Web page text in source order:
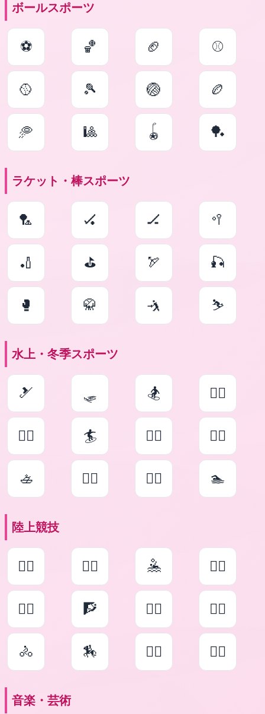
ボールスポーツ
⚽ 🏀 🏈 ⚾
🥎 🎾 🏐 🏉
🥏 🎱 🪀 🏓
ラケット・棒スポーツ
🏸 🏑 🏒 🥍
🏏 ⛳ 🏹 🎣
🥊 🥋 🤺 ⛷
水上・冬季スポーツ
🎿 🛷 🏂 🏄‍♀️
🏄‍♂️ 🏄 🚣‍♀️ 🚣‍♂️
🚣 🏊‍♀️ 🏊‍♂️ 🏊
陸上競技
🤽‍♀️ 🤽‍♂️ 🤽 🧗‍♀️
🧗‍♂️ 🧗 🚴‍♀️ 🚴‍♂️
🚴 🏇 🤸‍♀️ 🤸‍♂️
音楽・芸術